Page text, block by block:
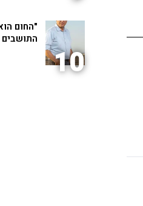
10
"החום
התושבים